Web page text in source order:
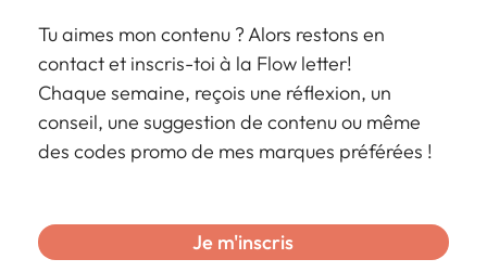
Tu aimes mon contenu ? Alors restons en
contact et inscris-toi à la Flow letter!
Chaque semaine, reçois une réflexion, un
conseil, une suggestion de contenu ou même
des codes promo de mes marques préférées !
Je m'inscris